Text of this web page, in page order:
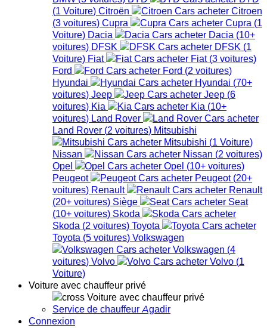
(1 Voiture) Citroën
Citroen
(3 voitures) Cupra Cupra (1
Voiture) Dacia Dacia (10+
voitures) DFSK DFSK (1
Voiture) Fiat Fiat (3 voitures)
Ford
Ford (2 voitures)
Hyundai
Hyundai (70+
voitures) Jeep Jeep (6
voitures) Kia Kia (10+
voitures) Land Rover
Land Rover (2 voitures) Mitsubishi
Mitsubishi (1 Voiture)
Nissan
Nissan (2 voitures)
Opel
Opel (10+ voitures)
Peugeot
Peugeot (20+
voitures) Renault
Renault
(20+ voitures) Siège
Seat
(10+ voitures) Skoda
Skoda (2 voitures) Toyota
Toyota (5 voitures) Volkswagen
Volkswagen (4
voitures) Volvo Volvo (1
Voiture)
Voiture avec chauffeur privé
Voiture avec chauffeur privé
Service de chauffeur Agadir
Connexion